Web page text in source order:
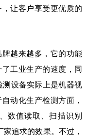
让客户享受更优质的
越来越多，它的功能
工业生产的速度，同
测设备实际上是机器视
动化生产检测方面，
数值读取、扫描识别
追求的效果。不过，